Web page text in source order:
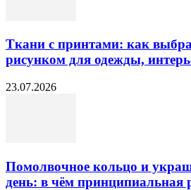
Ткани с принтами: как
рисунком для одежды,
23.07.2026
Помолвочное кольцо и
день: в чём принципиальная